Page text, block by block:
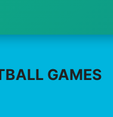
GAMES